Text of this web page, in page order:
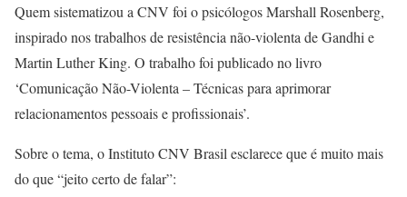
Quem sistematizou a CNV foi o psicólogos Marshall Rosenberg,
inspirado nos trabalhos de resistência não-violenta de Gandhi e
Martin Luther King. O trabalho foi publicado no livro
‘Comunicação Não-Violenta – Técnicas para aprimorar
relacionamentos pessoais e profissionais’.
Sobre o tema, o Instituto CNV Brasil esclarece que é muito mais
do que “jeito certo de falar”: